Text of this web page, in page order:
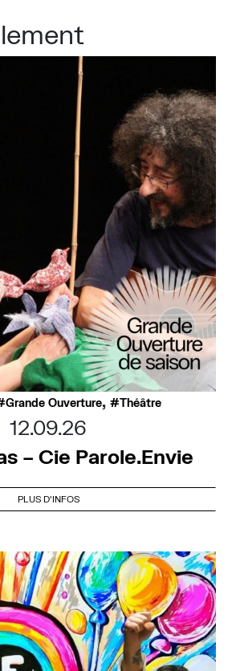
Grande Ouverture, Théâtre
12.09.26
– Cie Parole.Envie
PLUS D'INFOS